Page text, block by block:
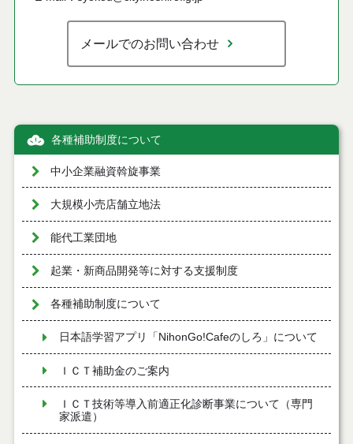
メールでのお問い合わせ
各種補助制度について
中小企業融資斡旋事業
大規模小売店舗立地法
能代工業団地
起業・新商品開発等に対する支援制度
各種補助制度について
日本語学習アプリ「NihonGo!Cafeのしろ」について
ＩＣＴ補助金のご案内
ＩＣＴ技術等導入前適正化診断事業について（専門
家派遣）